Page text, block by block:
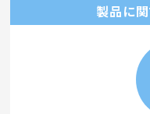
製品に